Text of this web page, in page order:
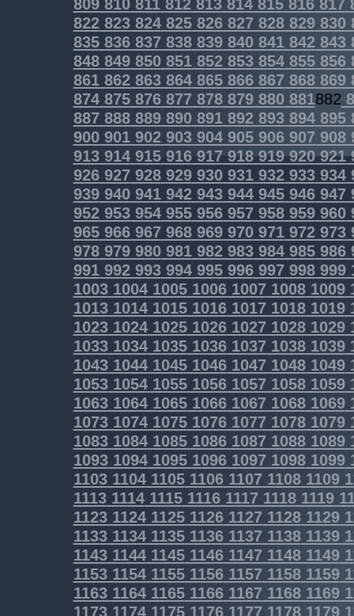
822823824825826827 828829830
835836837838839840841842843
848849850851852853854855856
861862863864865866867 868869
874875876877 878879880 881882
887888889890891892893894895
900901902903904905906907 908
913914915916917918919920921
926927928929930931932933934
939940941942943944945946947
952953954955956957958959960
965966967968969970971972973
978979980981982983984985986
991992993994995996997998999
1003100410051006100710081009
1013101410151016101710181019
1023102410251026102710281029
1033103410351036103710381039
1043104410451046104710481049
1053105410551056105710581059
1063106410651066106710681069
1073107410751076107710781079
1083108410851086108710881089
1093109410951096109710981099
1103110411051106110711081109
1113111411151116111711181119
11231124112511261127 11281129
11331134113511361137 11381139
11431144114511461147 11481149
11531154115511561157 11581159
11631164116511661167 11681169
11731174117511761177 11781179